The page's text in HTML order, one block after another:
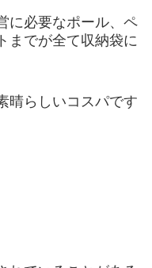
に必要なポール、ペ
までが全て収納袋に
晴らしいコスパです